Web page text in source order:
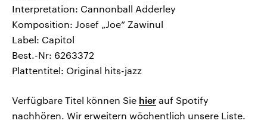
Interpretation: Cannonball Adderley
Komposition: Josef „Joe“ Zawinul
Label: Capitol
Best.-Nr: 6263372
Plattentitel: Original hits-jazz
Verfügbare Titel können Sie hier auf Spotify
nachhören. Wir erweitern wöchentlich unsere Liste.